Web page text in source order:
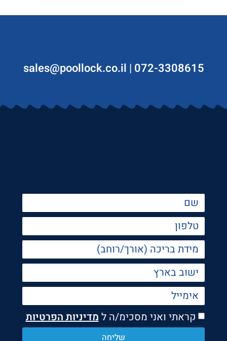
072-3308615
|
sales@poollock.co.il
קראתי ואני מסכימ/ה ל מדיניות הפרטיות
שליחה